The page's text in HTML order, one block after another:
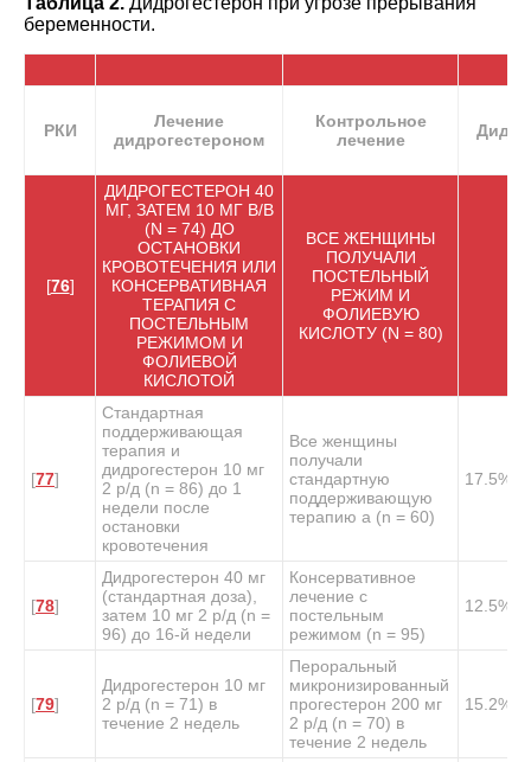
беременности.
РКИ
Лечение
дидрогестероном
Контрольное
лечение
[76]
ДИДРОГЕСТЕРОН 40
МГ, ЗАТЕМ 10 МГ В/В
(N = 74) ДО
ОСТАНОВКИ
КРОВОТЕЧЕНИЯ ИЛИ
КОНСЕРВАТИВНАЯ
ТЕРАПИЯ С
ПОСТЕЛЬНЫМ
РЕЖИМОМ И
ФОЛИЕВОЙ
КИСЛОТОЙ
ВСЕ ЖЕНЩИНЫ
ПОЛУЧАЛИ
ПОСТЕЛЬНЫЙ
РЕЖИМ И
ФОЛИЕВУЮ
КИСЛОТУ (N = 80)
[77]
Стандартная
поддерживающая
терапия и
дидрогестерон 10 мг
2 р/д (n = 86) до 1
недели после
остановки
кровотечения
Все женщины
получали
стандартную
поддерживающую
терапию a (n = 60)
17.5%
[78]
Дидрогестерон 40 мг
(стандартная доза),
затем 10 мг 2 р/д (n =
96) до 16-й недели
Консервативное
лечение с
постельным
режимом (n = 95)
12.5%
[79]
Дидрогестерон 10 мг
2 р/д (n = 71) в
течение 2 недель
Пероральный
микронизированный
прогестерон 200 мг
2 р/д (n = 70) в
течение 2 недель
15.2%